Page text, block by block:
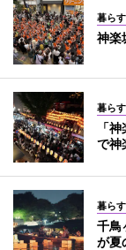
暮ら
神楽
暮ら
「
で神
暮ら
千鳥
が夏